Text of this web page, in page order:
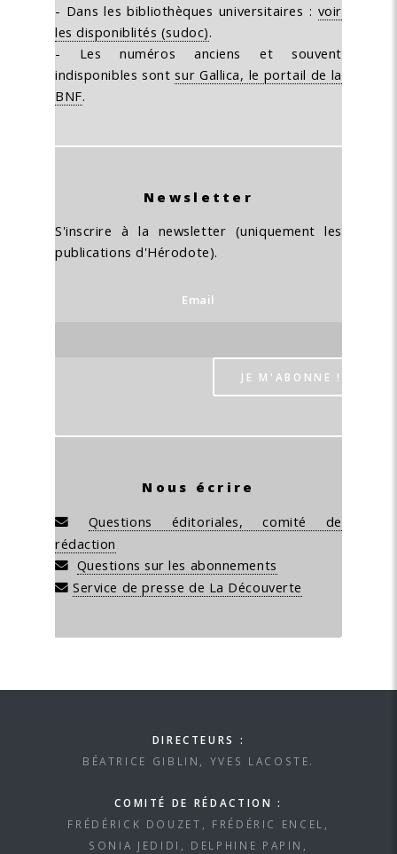
- Dans les bibliothèques universitaires : voir
les disponiblités (sudoc).
- Les numéros anciens et souvent
indisponibles sontsur Gallica, le portail de la
BNF.
Newsletter
S'inscrire à la newsletter (uniquement les
publications d'Hérodote).
Email
Nous écrire
Questions éditoriales, comité de
rédaction
Questions sur les abonnements
Service de presse de La Découverte
DIRECTEURS :
BÉATRICE GIBLIN, YVES LACOSTE.
COMITÉ DE RÉDACTION :
FRÉDÉRICK DOUZET, FRÉDÉRIC ENCEL,
SONIA JEDIDI, DELPHINE PAPIN,